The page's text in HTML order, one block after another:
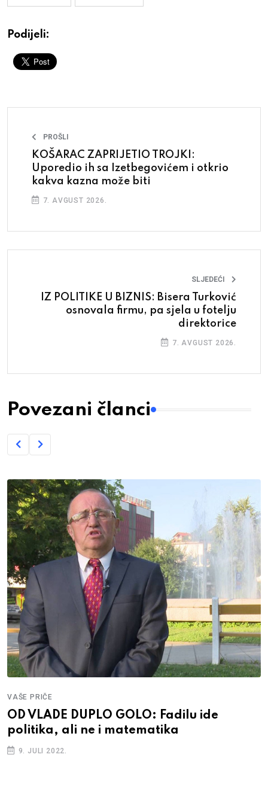
Podijeli:
PROŠLI
KOŠARAC ZAPRIJETIO TROJKI:
Uporedio ih sa Izetbegovićem i otkrio
kakva kazna može biti
7. AVGUST 2026.
SLJEDEĆI
IZ POLITIKE U BIZNIS: Bisera Turković
osnovala firmu, pa sjela u fotelju
direktorice
7. AVGUST 2026.
Povezani članci
VAŠE PRIČE
OD VLADE DUPLO GOLO: Fadilu ide
politika, ali ne i matematika
9. JULI 2022.